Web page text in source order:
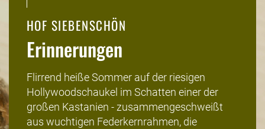
HOF SIEBENSCHÖN
Erinnerungen
Flirrend heiße Sommer auf der riesigen
Hollywoodschaukel im Schatten einer der
großen Kastanien - zusammengeschweißt
aus wuchtigen Federkernrahmen, die